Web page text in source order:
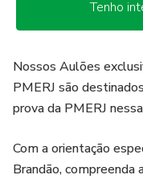
Tenho
Nossos Aulões
PMERJ são
prova da PMERJ
Com a orientação
Brandão, compreenda